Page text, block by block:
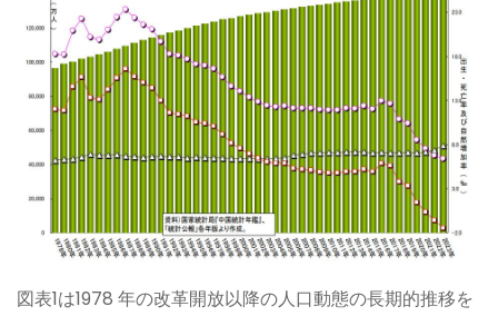
図表1は1978 年の改革開放以降の人口動態の長期的推移を